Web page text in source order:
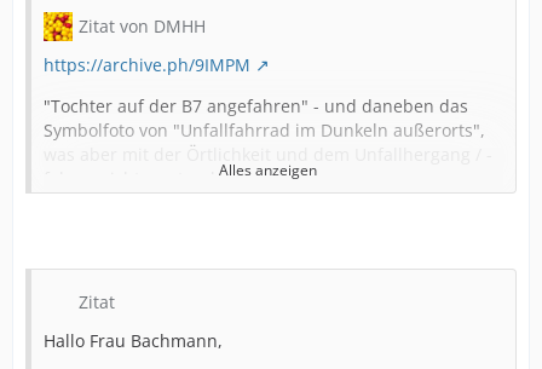
Zitat von DMHH
https://archive.ph/9IMPM
"Tochter auf der B7 angefahren" - und daneben das
Symbolfoto von "Unfallfahrrad im Dunkeln außerorts",
was aber mit der Örtlichkeit und dem Unfallhergang / -
folgen nichts zu tun hat.
Münchenroda (wie im Text beschrieben)
Alles anzeigen
Zitat
Hallo Frau Bachmann,